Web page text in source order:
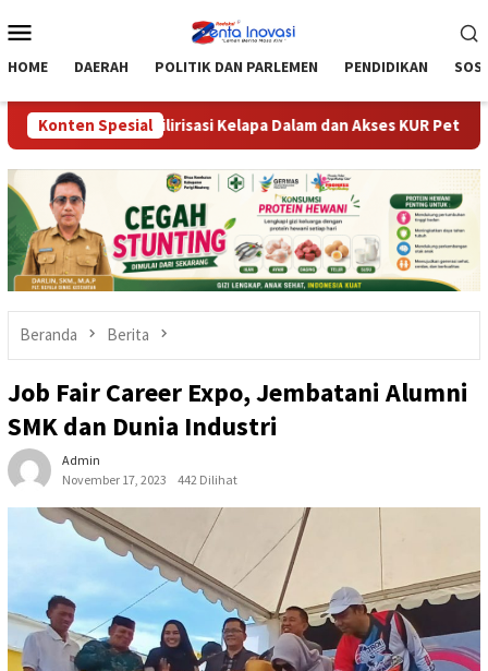
ke
Mobile
HOME DAERAH POLITIK DAN PARLEMEN PENDIDIKAN
Konten Spesial
Hilirisasi Kelapa Dalam dan Akses KUR Petani
Beranda Berita
Job Fair Career Expo, Jembatani Alumni
SMK dan Dunia Industri
Admin
November 17, 2023
442 Dilihat